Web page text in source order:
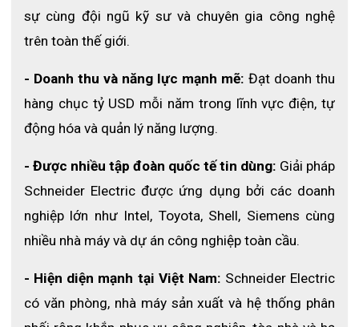
Cách lựa chọn MCB
Trước khi lắp đặt MCB, việc quan trọng cần phải làm
thiết bị để xác định chính xác cường độ dòng điện
tối đa là bao nhiêu.
Cũng cần phải tính toán thêm trong trường hợp phụ
sự cùng đội ngũ kỹ sư và chuyên gia công nghệ
trên toàn thế giới.
- Doanh thu và năng lực mạnh mẽ: Đạt doanh thu
hàng chục tỷ USD mỗi năm trong lĩnh vực điện, tự
động hóa và quản lý năng lượng.
- Được nhiều tập đoàn quốc tế tin dùng: Giải pháp
Schneider Electric được ứng dụng bởi các doanh
nghiệp lớn như Intel, Toyota, Shell, Siemens cùng
nhiều nhà máy và dự án công nghiệp toàn cầu.
- Hiện diện mạnh tại Việt Nam: Schneider Electric
có văn phòng, nhà máy sản xuất và hệ thống phân